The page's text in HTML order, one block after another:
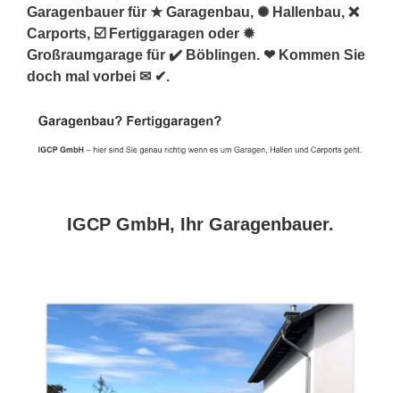
Garagenbauer für ★ Garagenbau, ✺ Hallenbau, ❌
Carports, ☑️ Fertiggaragen oder ✹
Großraumgarage für ✔️ Böblingen. ❤ Kommen Sie
doch mal vorbei ✉ ✔.
IGCP GmbH, Ihr Garagenbauer.